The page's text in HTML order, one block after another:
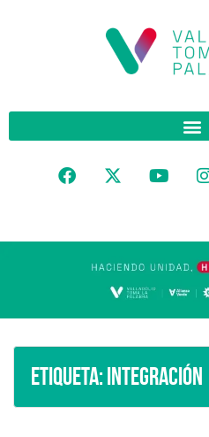
Etiqueta:Integración